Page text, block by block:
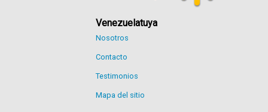
Venezuelatuya
Nosotros
Contacto
Testimonios
Mapa del sitio